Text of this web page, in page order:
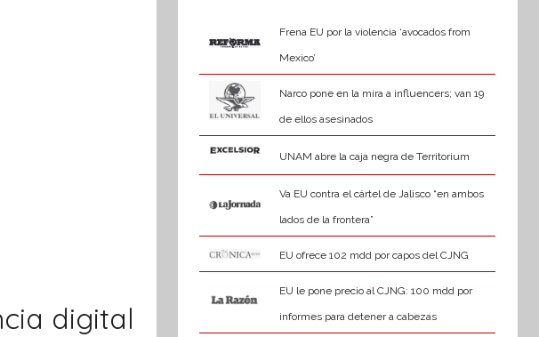
digital
Frena EU por la violencia ‘avocados from
Mexico’
Narco pone en la mira a influencers; van 19
de ellos asesinados
UNAM abre la caja negra de Territorium
Va EU contra el cártel de Jalisco “en ambos
lados de la frontera”
EU ofrece 102 mdd por capos del CJNG
EU le pone precio al CJNG: 100 mdd por
informes para detener a cabezas